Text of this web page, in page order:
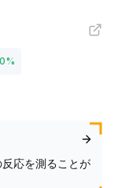
%
応を測ることが